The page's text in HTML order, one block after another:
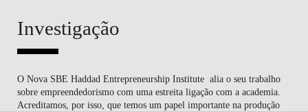
Investigação
O Nova SBE Haddad Entrepreneurship Institute alia o seu trabalho
sobre empreendedorismo com uma estreita ligação com a academia.
Acreditamos, por isso, que temos um papel importante na produção